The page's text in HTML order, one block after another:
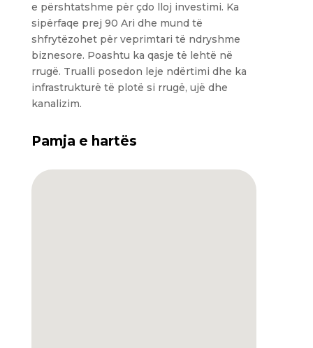
e përshtatshme për çdo lloj investimi. Ka
sipërfaqe prej 90 Ari dhe mund të
shfrytëzohet për veprimtari të ndryshme
biznesore. Poashtu ka qasje të lehtë në
rrugë. Trualli posedon leje ndërtimi dhe ka
infrastrukturë të plotë si rrugë, ujë dhe
kanalizim.
Pamja e hartës